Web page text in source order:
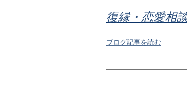
復縁・恋愛相
ブログ記事を読む